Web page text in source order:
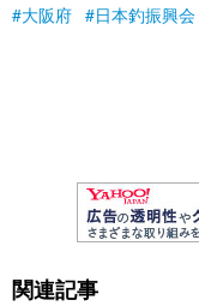
大阪府 日本釣振興会
関連記事